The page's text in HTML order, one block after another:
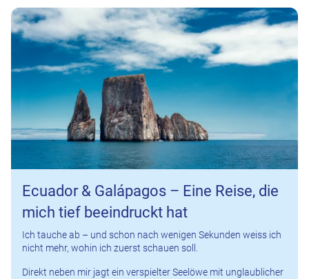
Ecuador & Galápagos – Eine Reise, die
mich tief beeindruckt hat
Ich tauche ab – und schon nach wenigen Sekunden weiss ich
nicht mehr, wohin ich zuerst schauen soll.
Direkt neben mir jagt ein verspielter Seelöwe mit unglaublicher